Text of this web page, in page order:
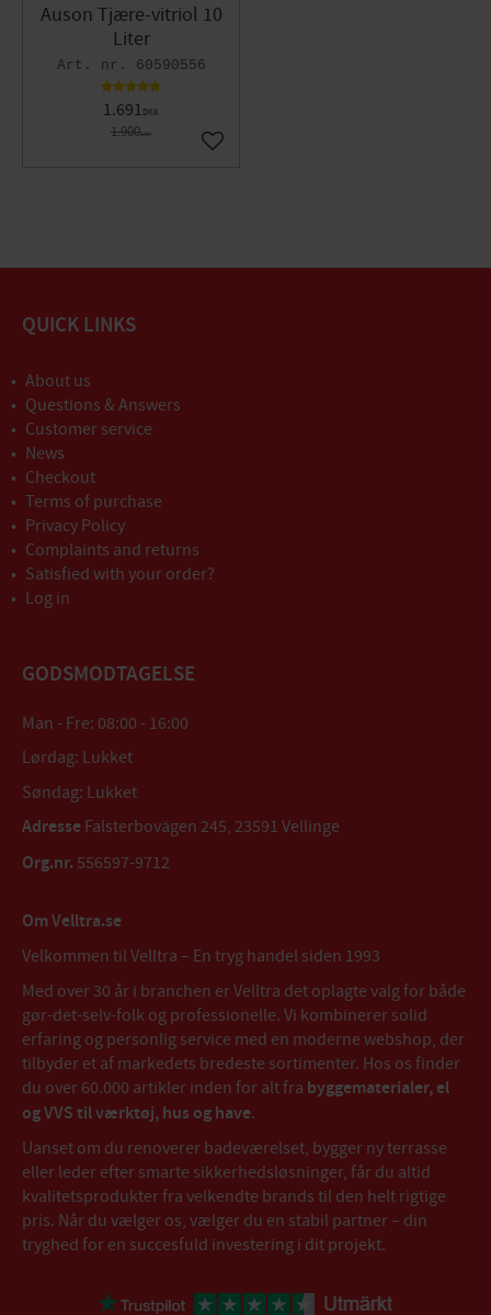
Auson Tjære-vitriol 10
Liter
60590556
1.691DKK
1.900DKK
Gem som favorit
QUICK LINKS
About us
Questions & Answers
Customer service
News
Checkout
Terms of purchase
Privacy Policy
Complaints and returns
Satisfied with your order?
Log in
GODSMODTAGELSE
Man - Fre: 08:00 - 16:00
Lørdag: Lukket
Søndag: Lukket
Adresse Falsterbovägen 245, 23591 Vellinge
Org.nr. 556597-9712
Om Velltra.se
Velkommen til Velltra – En tryg handel siden 1993
Med over 30 år i branchen er Velltra det oplagte valg for både
gør-det-selv-folk og professionelle. Vi kombinerer solid
erfaring og personlig service med en moderne webshop, der
tilbyder et af markedets bredeste sortimenter. Hos os finder
du over 60.000 artikler inden for alt fra byggematerialer, el
og VVS til værktøj, hus og have.
Uanset om du renoverer badeværelset, bygger ny terrasse
eller leder efter smarte sikkerhedsløsninger, får du altid
kvalitetsprodukter fra velkendte brands til den helt rigtige
pris. Når du vælger os, vælger du en stabil partner – din
tryghed for en succesfuld investering i dit projekt.